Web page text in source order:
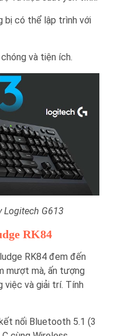
bị có thể lập trình với
và tiện ích.
Logitech G613
RK84
RK84 đem đến
mượt mà, ấn tượng
việc và giải trí. Tính
nối Bluetooth 5.1 (3